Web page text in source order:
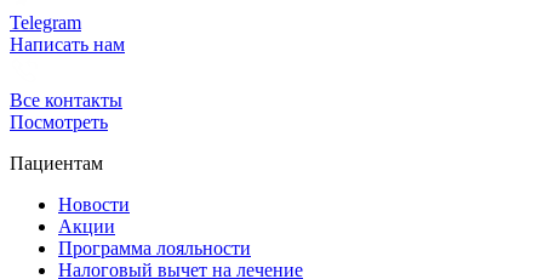
Telegram
Написать нам
Все контакты
Посмотреть
Пациентам
Новости
Акции
Программа лояльности
Налоговый вычет на лечение